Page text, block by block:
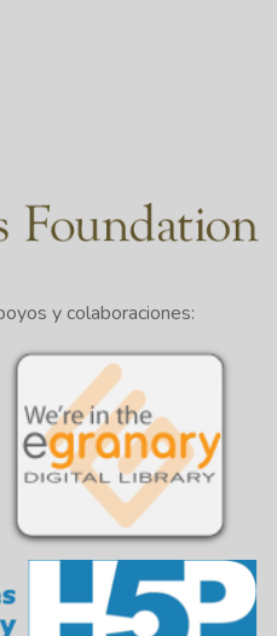
y colaboraciones: